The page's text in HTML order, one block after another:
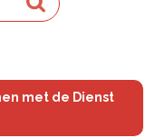
met de Dienst